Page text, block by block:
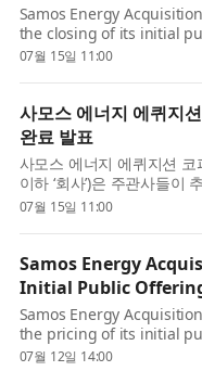
Samos Energy
the closing of its initial
the full exercise by the
07월 15일 11:00
사모스 에너지 에퀴지
완료 발표
사모스 에너지 에퀴지션
이하 ‘회사’)은 주관사들
량 행사한 것을 포함해 총
07월 15일 11:00
Samos Energy
Initial Public
Samos Energy
the pricing of its initial
of $10.00 per unit. The
07월 12일 14:00